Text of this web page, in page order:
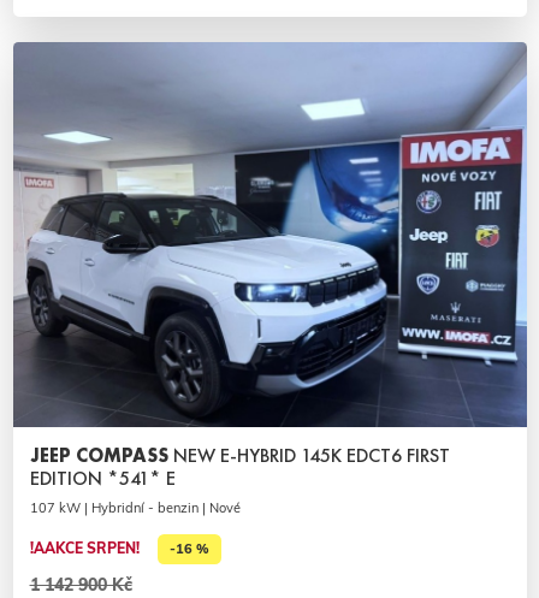
JEEP COMPASS NEW E-HYBRID 145K EDCT6 FIRST
EDITION *541* E
107 kW | Hybridní - benzin | Nové
!AAKCE SRPEN! -16 %
1 142 900 Kč